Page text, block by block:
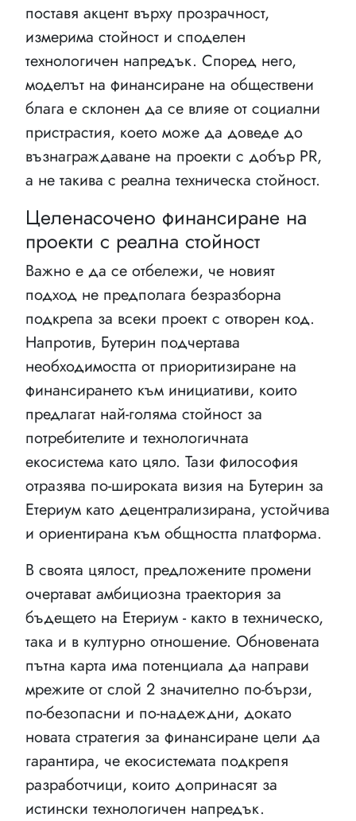
поставя акцент върху прозрачност,
измерима стойност и споделен
технологичен напредък. Според него,
моделът на финансиране на обществени
блага е склонен да се влияе от социални
пристрастия, което може да доведе до
възнаграждаване на проекти с добър PR,
а не такива с реална техническа стойност.
Целенасочено финансиране на
проекти с реална стойност
Важно е да се отбележи, че новият
подход не предполага безразборна
подкрепа за всеки проект с отворен код.
Напротив, Бутерин подчертава
необходимостта от приоритизиране на
финансирането към инициативи, които
предлагат най-голяма стойност за
потребителите и технологичната
екосистема като цяло. Тази философия
отразява по-широката визия на Бутерин за
Етериум като децентрализирана, устойчива
и ориентирана към общността платформа.
В своята цялост, предложените промени
очертават амбициозна траектория за
бъдещето на Етериум - както в техническо,
така и в културно отношение. Обновената
пътна карта има потенциала да направи
мрежите от слой 2 значително по-бързи,
по-безопасни и по-надеждни, докато
новата стратегия за финансиране цели да
гарантира, че екосистемата подкрепя
разработчици, които допринасят за
истински технологичен напредък.